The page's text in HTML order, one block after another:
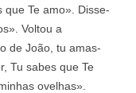
que Te amo». Disse-
Voltou a
de João, tu amas-
Tu sabes que Te
ovelhas».